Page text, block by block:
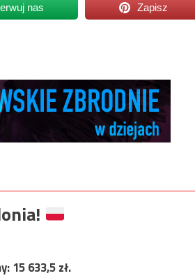
nas Zapisz
15 633,5zł.